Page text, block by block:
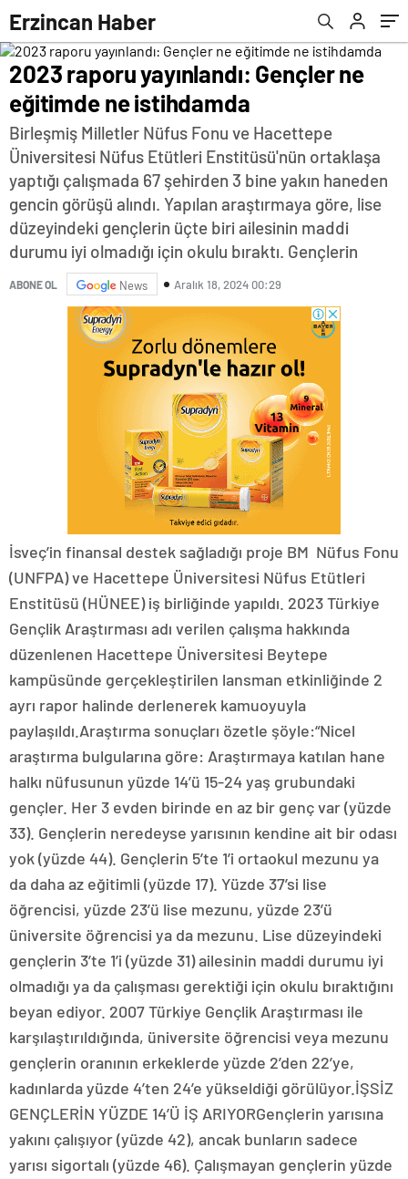
Erzincan Haber
2023 raporu yayınlandı: Gençler ne
eğitimde ne istihdamda
Birleşmiş Milletler Nüfus Fonu ve Hacettepe
Üniversitesi Nüfus Etütleri Enstitüsü'nün ortaklaşa
yaptığı çalışmada 67 şehirden 3 bine yakın haneden
gencin görüşü alındı. Yapılan araştırmaya göre, lise
düzeyindeki gençlerin üçte biri ailesinin maddi
durumu iyi olmadığı için okulu bıraktı. Gençlerin
ABONE OL News Aralık 18, 2024 00:29
İsveç’in finansal destek sağladığı proje BM Nüfus Fonu
(UNFPA) ve Hacettepe Üniversitesi Nüfus Etütleri
Enstitüsü (HÜNEE) iş birliğinde yapıldı. 2023 Türkiye
Gençlik Araştırması adı verilen çalışma hakkında
düzenlenen Hacettepe Üniversitesi Beytepe
kampüsünde gerçekleştirilen lansman etkinliğinde 2
ayrı rapor halinde derlenerek kamuoyuyla
paylaşıldı.Araştırma sonuçları özetle şöyle:“Nicel
araştırma bulgularına göre: Araştırmaya katılan hane
halkı nüfusunun yüzde 14’ü 15-24 yaş grubundaki
gençler. Her 3 evden birinde en az bir genç var (yüzde
33). Gençlerin neredeyse yarısının kendine ait bir odası
yok (yüzde 44). Gençlerin 5’te 1’i ortaokul mezunu ya
da daha az eğitimli (yüzde 17). Yüzde 37’si lise
öğrencisi, yüzde 23’ü lise mezunu, yüzde 23’ü
üniversite öğrencisi ya da mezunu. Lise düzeyindeki
gençlerin 3’te 1’i (yüzde 31) ailesinin maddi durumu iyi
olmadığı ya da çalışması gerektiği için okulu bıraktığını
beyan ediyor. 2007 Türkiye Gençlik Araştırması ile
karşılaştırıldığında, üniversite öğrencisi veya mezunu
gençlerin oranının erkeklerde yüzde 2’den 22’ye,
kadınlarda yüzde 4’ten 24’e yükseldiği görülüyor.İŞSİZ
GENÇLERİN YÜZDE 14’Ü İŞ ARIYORGençlerin yarısına
yakını çalışıyor (yüzde 42), ancak bunların sadece
yarısı sigortalı (yüzde 46). Çalışmayan gençlerin yüzde